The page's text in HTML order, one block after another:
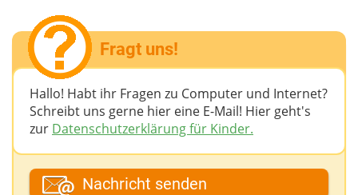
Fragt uns!
Hallo! Habt ihr Fragen zu Computer und Internet?
Schreibt uns gerne hier eine E-Mail! Hier geht's
zur Datenschutzerklärung für Kinder.
Dein Fantasiename
Nachricht senden